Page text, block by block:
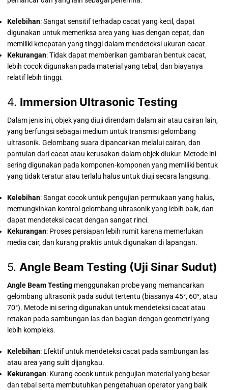
Kelebihan: Sangat sensitif terhadap cacat yang kecil, dapat
digunakan untuk memeriksa area yang luas dengan cepat, dan
memiliki ketepatan yang tinggi dalam mendeteksi ukuran cacat.
Kekurangan: Tidak dapat memberikan gambaran bentuk cacat,
lebih cocok digunakan pada material yang tebal, dan biayanya
relatif lebih tinggi.
4. Immersion Ultrasonic Testing
Dalam jenis ini, objek yang diuji direndam dalam air atau cairan lain,
yang berfungsi sebagai medium untuk transmisi gelombang
ultrasonik. Gelombang suara dipancarkan melalui cairan, dan
pantulan dari cacat atau kerusakan dalam objek diukur. Metode ini
sering digunakan pada komponen-komponen yang memiliki bentuk
yang tidak teratur atau terlalu halus untuk diuji secara langsung.
Kelebihan: Sangat cocok untuk pengujian permukaan yang halus,
memungkinkan kontrol gelombang ultrasonik yang lebih baik, dan
dapat mendeteksi cacat dengan sangat rinci.
Kekurangan: Proses persiapan lebih rumit karena memerlukan
media cair, dan kurang praktis untuk digunakan di lapangan.
5. Angle Beam Testing (Uji Sinar Sudut)
Angle Beam Testing menggunakan probe yang memancarkan
gelombang ultrasonik pada sudut tertentu (biasanya 45°, 60°, atau
70°). Metode ini sering digunakan untuk mendeteksi cacat atau
retakan pada sambungan las dan bagian dengan geometri yang
lebih kompleks.
Kelebihan: Efektif untuk mendeteksi cacat pada sambungan las
atau area yang sulit dijangkau.
Kekurangan: Kurang cocok untuk pengujian material yang besar
dan tebal serta membutuhkan pengetahuan operator yang baik